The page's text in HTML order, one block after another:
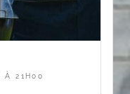
À 21H00